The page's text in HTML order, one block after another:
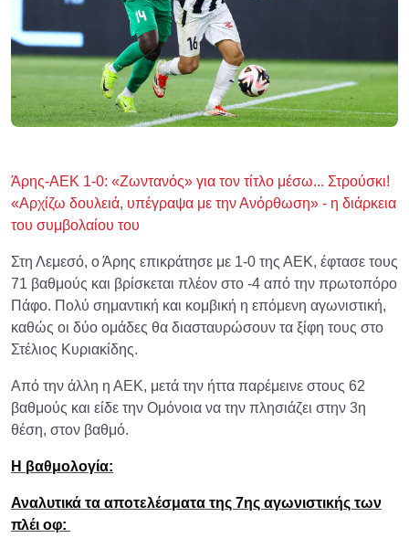
Άρης-ΑΕΚ 1-0: «Ζωντανός» για τον τίτλο μέσω... Στρούσκι!
«Αρχίζω δουλειά, υπέγραψα με την Ανόρθωση» - η διάρκεια
του συμβολαίου του
Στη Λεμεσό, ο Άρης επικράτησε με 1-0 της ΑΕΚ, έφτασε τους
71 βαθμούς και βρίσκεται πλέον στο -4 από την πρωτοπόρο
Πάφο. Πολύ σημαντική και κομβική η επόμενη αγωνιστική,
καθώς οι δύο ομάδες θα διασταυρώσουν τα ξίφη τους στο
Στέλιος Κυριακίδης.
Από την άλλη η ΑΕΚ, μετά την ήττα παρέμεινε στους 62
βαθμούς και είδε την Ομόνοια να την πλησιάζει στην 3η
θέση, στον βαθμό.
Η βαθμολογία:
Αναλυτικά τα αποτελέσματα της 7ης αγωνιστικής των
πλέι οφ: